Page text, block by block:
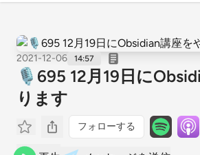
2021-12-06 14:57
🎙695 12月19日に
ります
フォローする